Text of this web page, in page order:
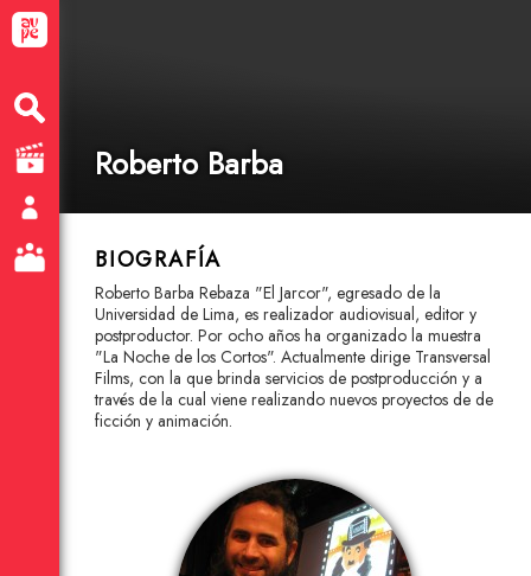
Roberto Barba
BIOGRAFÍA
Roberto Barba Rebaza "El Jarcor", egresado de la
Universidad de Lima, es realizador audiovisual, editor y
postproductor. Por ocho años ha organizado la muestra
"La Noche de los Cortos". Actualmente dirige Transversal
Films, con la que brinda servicios de postproducción y a
través de la cual viene realizando nuevos proyectos de de
ficción y animación.